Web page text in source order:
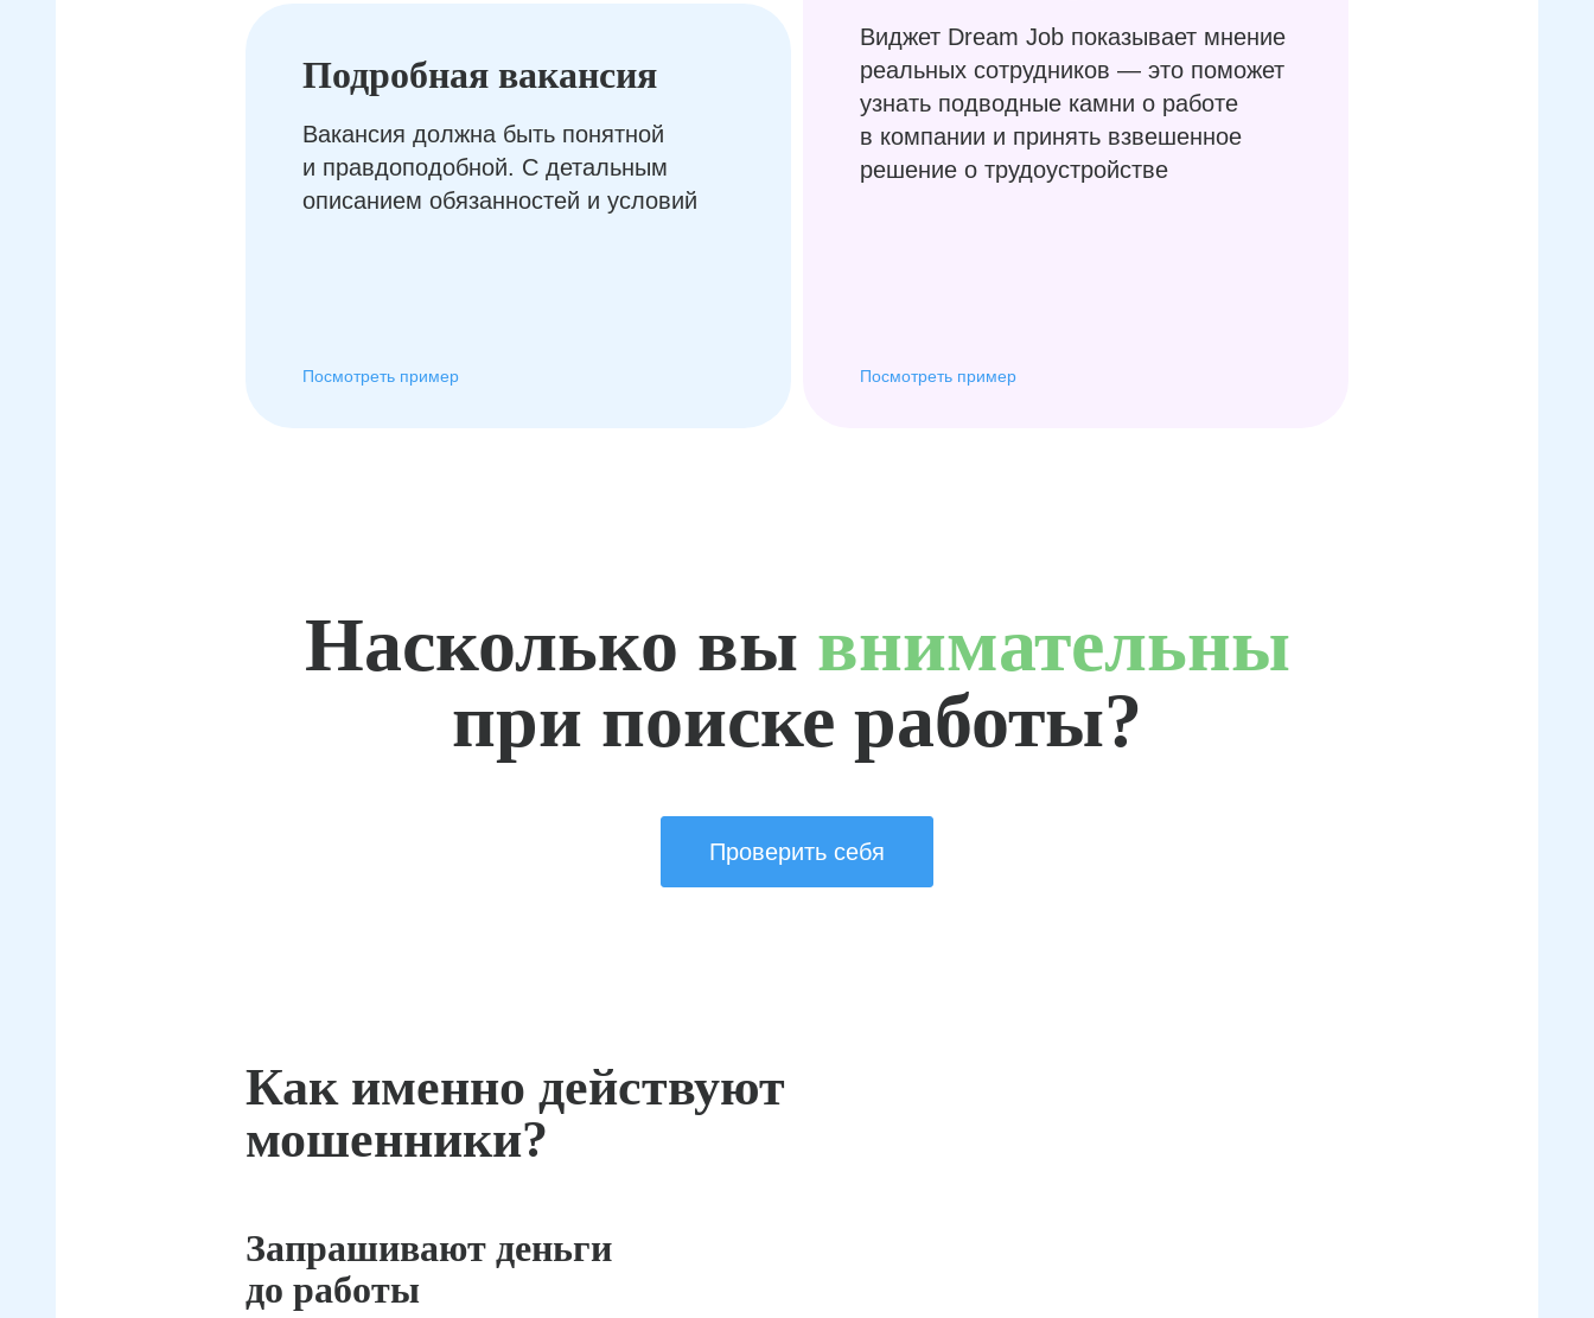
Подробная вакансия
Вакансия должна быть понятной
и правдоподобной. С детальным
описанием обязанностей и условий
Посмотреть пример
Виджет Dream Job показывает мнение
реальных сотрудников — это поможет
узнать подводные камни о работе
в компании и принять взвешенное
решение о трудоустройстве
Посмотреть пример
Насколько вы внимательны
при поиске работы?
Проверить себя
Как именно действуют
мошенники?
Запрашивают деньги
до работы